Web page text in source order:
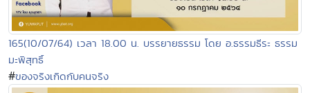
165(10/07/64) เวลา 18.00 น. บรรยายธรรม โดย อ.ธรรมธีระ ธรรม
มะพิสุทธิ์
#ของจริงเกิดกับคนจริง